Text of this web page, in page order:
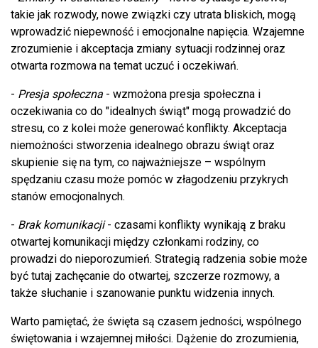
takie jak rozwody, nowe związki czy utrata bliskich, mogą
wprowadzić niepewność i emocjonalne napięcia. Wzajemne
zrozumienie i akceptacja zmiany sytuacji rodzinnej oraz
otwarta rozmowa na temat uczuć i oczekiwań.
- Presja społeczna - wzmożona presja społeczna i
oczekiwania co do "idealnych świąt" mogą prowadzić do
stresu, co z kolei może generować konflikty. Akceptacja
niemożności stworzenia idealnego obrazu świąt oraz
skupienie się na tym, co najważniejsze – wspólnym
spędzaniu czasu może pomóc w złagodzeniu przykrych
stanów emocjonalnych.
- Brak komunikacji- czasami konflikty wynikają z braku
otwartej komunikacji między członkami rodziny, co
prowadzi do nieporozumień. Strategią radzenia sobie może
być tutaj zachęcanie do otwartej, szczerze rozmowy, a
także słuchanie i szanowanie punktu widzenia innych.
Warto pamiętać, że święta są czasem jedności, wspólnego
świętowania i wzajemnej miłości. Dążenie do zrozumienia,